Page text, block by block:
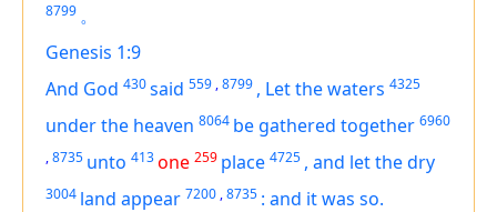
8799 。
Genesis 1:9
And God 430said 559 ,8799 , Let the waters 4325
under the heaven 8064 be gathered together 6960
,8735 unto 413one 259 place 4725 , and let the dry
3004 land appear 7200 ,8735 : and it was so.